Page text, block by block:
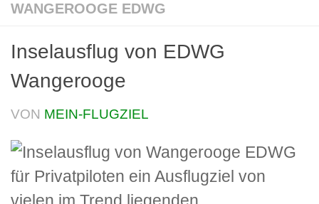
WANGEROOGE EDWG
Inselausflug von EDWG
Wangerooge
VON MEIN-FLUGZIEL